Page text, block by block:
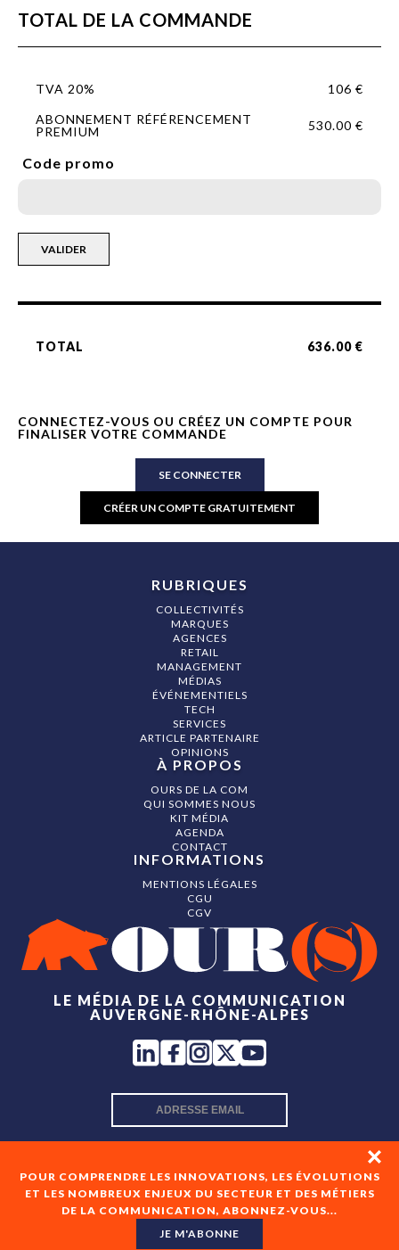
TOTAL DE LA COMMANDE
TVA 20% 106 €
ABONNEMENT RÉFÉRENCEMENT
PREMIUM
530.00 €
Code promo
VALIDER
TOTAL 636.00€
CONNECTEZ-VOUS OU CRÉEZ UN COMPTE POUR
FINALISER VOTRE COMMANDE
SE CONNECTER
CRÉER UN COMPTE GRATUITEMENT
POUR COMPRENDRE LES INNOVATIONS, LES ÉVOLUTIONS
ET LES NOMBREUX ENJEUX DU SECTEUR ET DES MÉTIERS
DE LA COMMUNICATION, ABONNEZ-VOUS...
JE M'ABONNE
LE MÉDIA DE LA COMMUNICATION
AUVERGNE-RHÔNE-ALPES
En cochant cette case, je consens à recevoir les newsletters
RUBRIQUES
COLLECTIVITÉS
MARQUES
AGENCES
RETAIL
MANAGEMENT
MÉDIAS
ÉVÉNEMENTIELS
TECH
SERVICES
ARTICLE PARTENAIRE
OPINIONS
À PROPOS
OURS DE LA COM
QUI SOMMES NOUS
KIT MÉDIA
AGENDA
CONTACT
INFORMATIONS
MENTIONS LÉGALES
CGU
CGV